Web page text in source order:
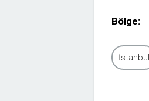
Bölge:
İstanbul